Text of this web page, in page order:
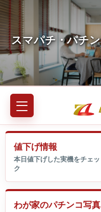
値下げ情報
わが家のパチンコ写真